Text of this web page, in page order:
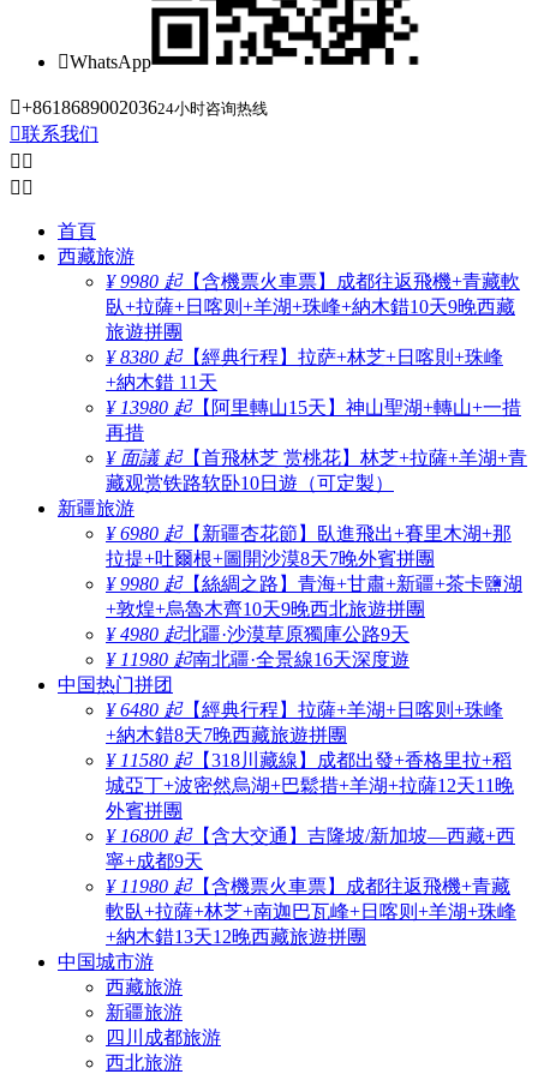
WhatsApp
+861868900203624小时咨询热线
联系我们
 
 
首頁
西藏旅游
¥ 9980 起【含機票火車票】成都往返飛機+青藏軟
臥+拉薩+日喀则+羊湖+珠峰+納木錯10天9晚西藏
旅遊拼團
¥ 8380 起【經典行程】拉萨+林芝+日喀則+珠峰
+納木錯 11天
¥ 13980 起【阿里轉山15天】神山聖湖+轉山+一措
再措
¥ 面議 起【首飛林芝 赏桃花】林芝+拉薩+羊湖+青
藏观赏铁路软卧10日遊（可定製）
新疆旅游
¥ 6980 起【新疆杏花節】臥進飛出+賽里木湖+那
拉提+吐爾根+圖開沙漠8天7晚外賓拼團
¥ 9980 起【絲綢之路】青海+甘肅+新疆+茶卡鹽湖
+敦煌+烏魯木齊10天9晚西北旅遊拼團
¥ 4980 起北疆·沙漠草原獨庫公路9天
¥ 11980 起南北疆·全景線16天深度遊
中国热门拼团
¥ 6480 起【經典行程】拉薩+羊湖+日喀则+珠峰
+納木錯8天7晚西藏旅遊拼團
¥ 11580 起【318川藏線】成都出發+香格里拉+稻
城亞丁+波密然烏湖+巴鬆措+羊湖+拉薩12天11晚
外賓拼團
¥ 16800 起【含大交通】吉隆坡/新加坡—西藏+西
寧+成都9天
¥ 11980 起【含機票火車票】成都往返飛機+青藏
軟臥+拉薩+林芝+南迦巴瓦峰+日喀则+羊湖+珠峰
+納木錯13天12晚西藏旅遊拼團
中国城市游
西藏旅游
新疆旅游
四川成都旅游
西北旅游